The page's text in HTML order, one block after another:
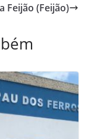
Feijão (Feijão)